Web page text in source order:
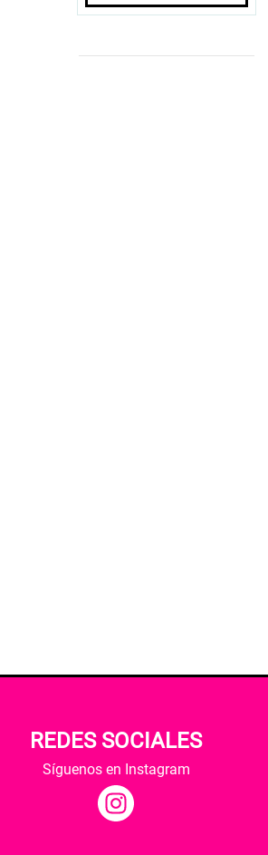
REDES SOCIALES
Síguenos en Instagram